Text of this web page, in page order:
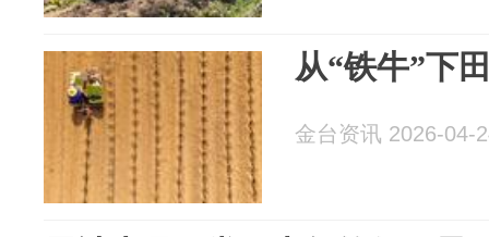
从“铁牛”下
金台资讯 2026-04-